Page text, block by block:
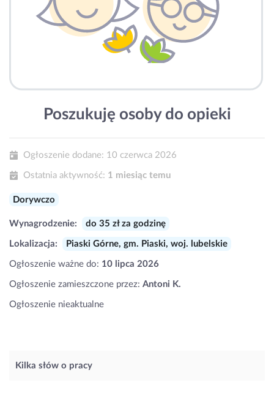
Poszukuję osoby do opieki
Ogłoszenie dodane: 10 czerwca 2026
Ostatnia aktywność: 1 miesiąc temu
Dorywczo
Wynagrodzenie: do 35 zł za godzinę
Lokalizacja: Piaski Górne, gm. Piaski, woj. lubelskie
Ogłoszenie ważne do: 10 lipca 2026
Ogłoszenie zamieszczone przez: Antoni K.
Ogłoszenie nieaktualne
Kilka słów o pracy